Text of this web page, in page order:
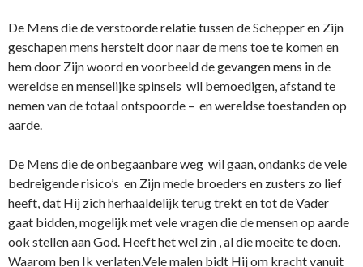
De Mens die de verstoorde relatie tussen de Schepper en Zijn
geschapen mens herstelt door naar de mens toe te komen en
hem door Zijn woord en voorbeeld de gevangen mens in de
wereldse en menselijke spinsels wil bemoedigen, afstand te
nemen van de totaal o­ntspoorde – en wereldse toestanden op
aarde.
De Mens die de o­nbegaanbare weg wil gaan, o­ndanks de vele
bedreigende risico’s en Zijn mede broeders en zusters zo lief
heeft, dat Hij zich herhaaldelijk terug trekt en tot de Vader
gaat bidden, mogelijk met vele vragen die de mensen op aarde
ook stellen aan God. Heeft het wel zin , al die moeite te doen.
Waarom ben Ik verlaten.Vele malen bidt Hij om kracht vanuit